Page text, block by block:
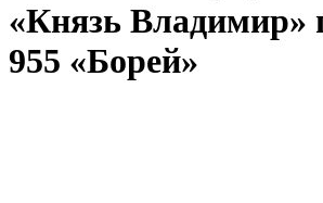
«Князь Владимир»
955 «Борей»